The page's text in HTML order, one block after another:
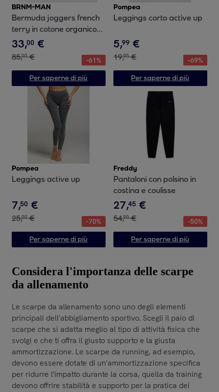
BRNM-MAN
Bermuda joggers french
terry in cotone organico
con tasche narrow fit
33,00 €
85,00 € -61%
Per saperne di più
Pompea
Leggings corto active up
5,99 €
19,95 € -69%
Per saperne di più
Pompea
Leggings active up
7,50 €
25,00 € -70%
Per saperne di più
Freddy
Pantaloni con polsino in
costina e coulisse
27,45 €
54,90 € -50%
Per saperne di più
Considera l'importanza delle scarpe
da allenamento
Le scarpe da allenamento sono uno degli elementi
principali dell'abbigliamento sportivo. Scegli il paio di
scarpe che si adatta meglio al tipo di attività fisica che
svolgi e che ti offra il giusto supporto e la giusta
ammortizzazione. Le scarpe da running, ad esempio,
devono essere dotate di un'ammortizzazione specifica
per ridurre l'impatto durante la corsa, quella da training
devono offrire stabilità e supporto per la pratica dei